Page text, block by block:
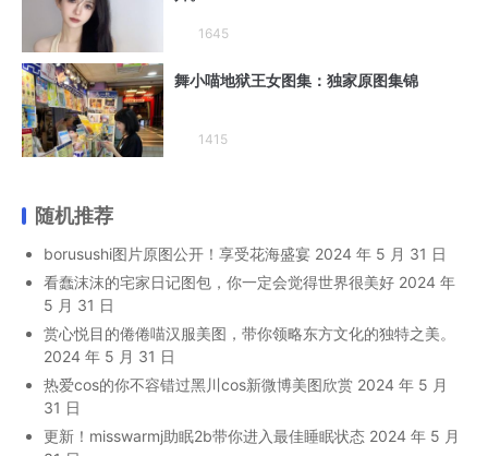
1645
舞小喵地狱王女图集：独家原图集锦
1415
随机推荐
borusushi图片原图公开！享受花海盛宴 2024 年 5 月 31 日
看蠢沫沫的宅家日记图包，你一定会觉得世界很美好 2024 年
5 月 31 日
赏心悦目的倦倦喵汉服美图，带你领略东方文化的独特之美。
2024 年 5 月 31 日
热爱cos的你不容错过黑川cos新微博美图欣赏 2024 年 5 月
31 日
更新！misswarmj助眠2b带你进入最佳睡眠状态 2024 年 5 月